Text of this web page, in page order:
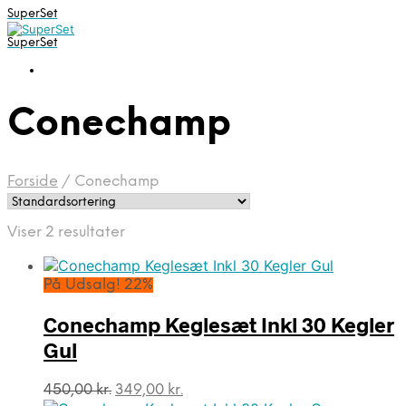
SuperSet
SuperSet
Conechamp
Forside / Conechamp
Viser 2 resultater
På Udsalg! 22%
Conechamp Keglesæt Inkl 30 Kegler
Gul
450,00kr. Den
349,00 kr.